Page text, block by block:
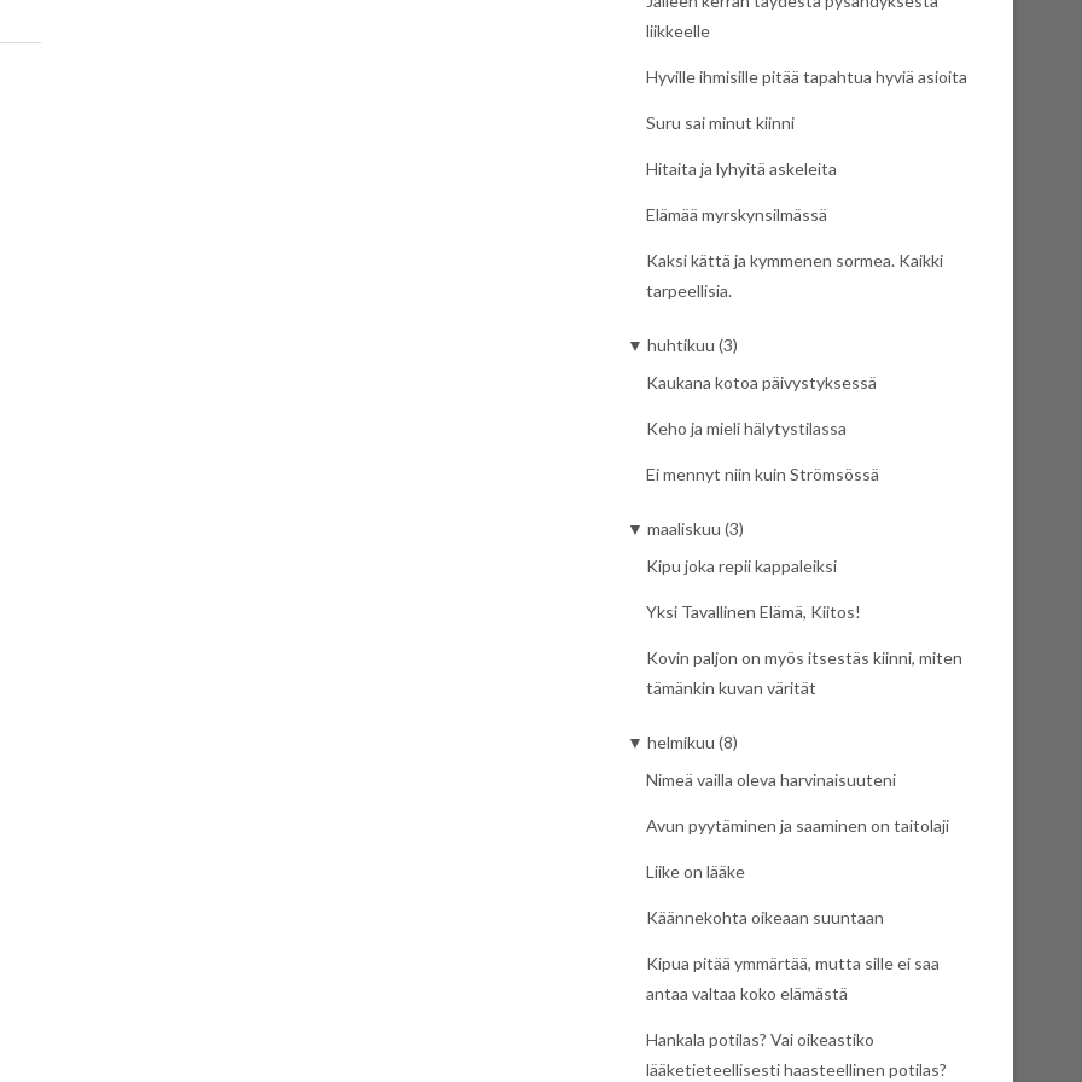
liikkeelle
Hyville ihmisille pitää tapahtua hyviä asioita
Suru sai minut kiinni
Hitaita ja lyhyitä askeleita
Elämää myrskynsilmässä
Kaksi kättä ja kymmenen sormea. Kaikki
tarpeellisia.
▼ huhtikuu (3)
Kaukana kotoa päivystyksessä
Keho ja mieli hälytystilassa
Ei mennyt niin kuin Strömsössä
▼ maaliskuu (3)
Kipu joka repii kappaleiksi
Yksi Tavallinen Elämä, Kiitos!
Kovin paljon on myös itsestäs kiinni, miten
tämänkin kuvan värität
▼ helmikuu (8)
Nimeä vailla oleva harvinaisuuteni
Avun pyytäminen ja saaminen on taitolaji
Liike on lääke
Käännekohta oikeaan suuntaan
Kipua pitää ymmärtää, mutta sille ei saa
antaa valtaa koko elämästä
Hankala potilas? Vai oikeastiko
lääketieteellisesti haasteellinen potilas?